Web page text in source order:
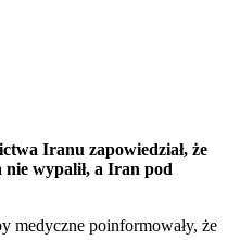
Iranu zapowiedział, że
nie wypalił, a Iran pod
medyczne poinformowały, że